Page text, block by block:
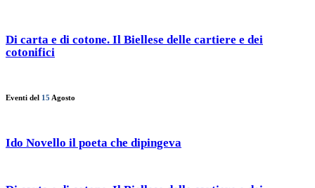
Di carta e di cotone. Il Biellese delle cartiere e dei
cotonifici
Eventi del 15 Agosto
Ido Novello il poeta che dipingeva